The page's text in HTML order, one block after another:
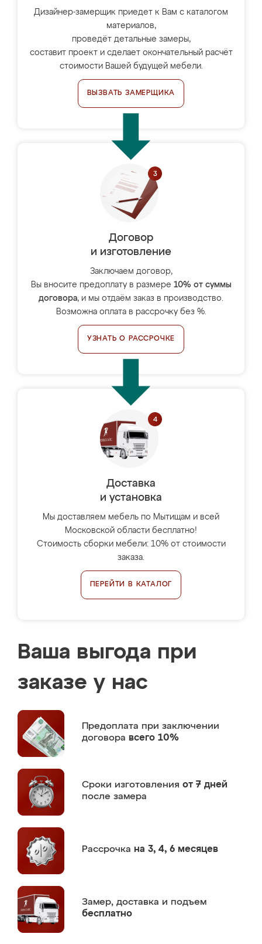
Дизайнер-замерщик приедет к Вам с каталогом
материалов,
проведёт детальные замеры,
составит проект и сделает окончательный расчёт
стоимости Вашей будущей мебели.
ВЫЗВАТЬ ЗАМЕРЩИКА
Договор
и изготовление
Заключаем договор,
Вы вносите предоплату в размере 10% от суммы
договора, и мы отдаём заказ в производство.
Возможна оплата в рассрочку без %.
УЗНАТЬ О РАССРОЧКЕ
Доставка
и установка
Мы доставляем мебель по Мытищам и всей
Московской области бесплатно!
Стоимость сборки мебели: 10% от стоимости
заказа.
ПЕРЕЙТИ В КАТАЛОГ
Ваша выгода при
заказе у нас
Предоплата при заключении
договора всего 10%
Сроки изготовления от 7 дней
после замера
Рассрочка на 3, 4, 6 месяцев
Замер, доставка и подъем
бесплатно